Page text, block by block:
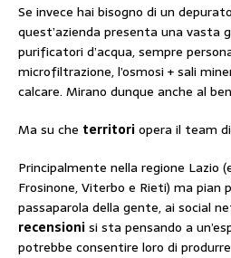
Se invece hai bisogno di un
quest’azienda presenta una vasta
purificatori d’acqua, sempre
microfiltrazione, l’osmosi + sali
calcare. Mirano dunque anche al
Ma su che territoriopera il team di
Principalmente nella regione Lazio
Frosinone, Viterbo e Rieti) ma pian
passaparola della gente, ai social
recensionisi sta pensando a
potrebbe consentire loro di